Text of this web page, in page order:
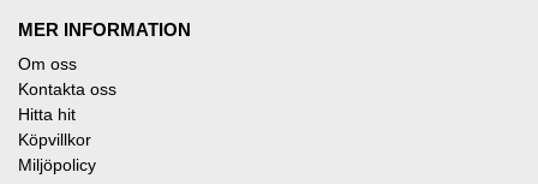
MER INFORMATION
Om oss
Kontakta oss
Hitta hit
Köpvillkor
Miljöpolicy